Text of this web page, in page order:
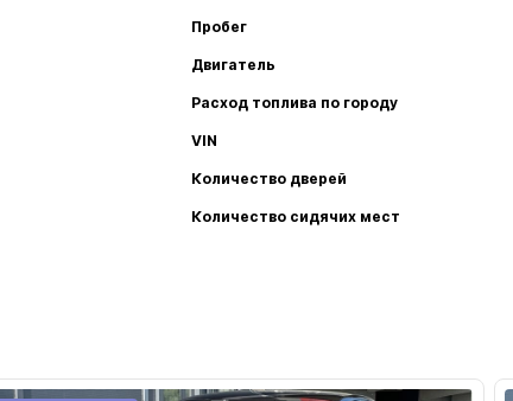
Пробег
Двигатель
Расход топлива по городу
VIN
Количество дверей
Количество сидячих мест